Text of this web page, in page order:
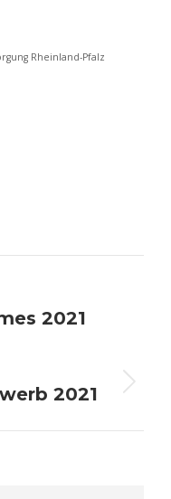
Rheinland-Pfalz
2021
2021